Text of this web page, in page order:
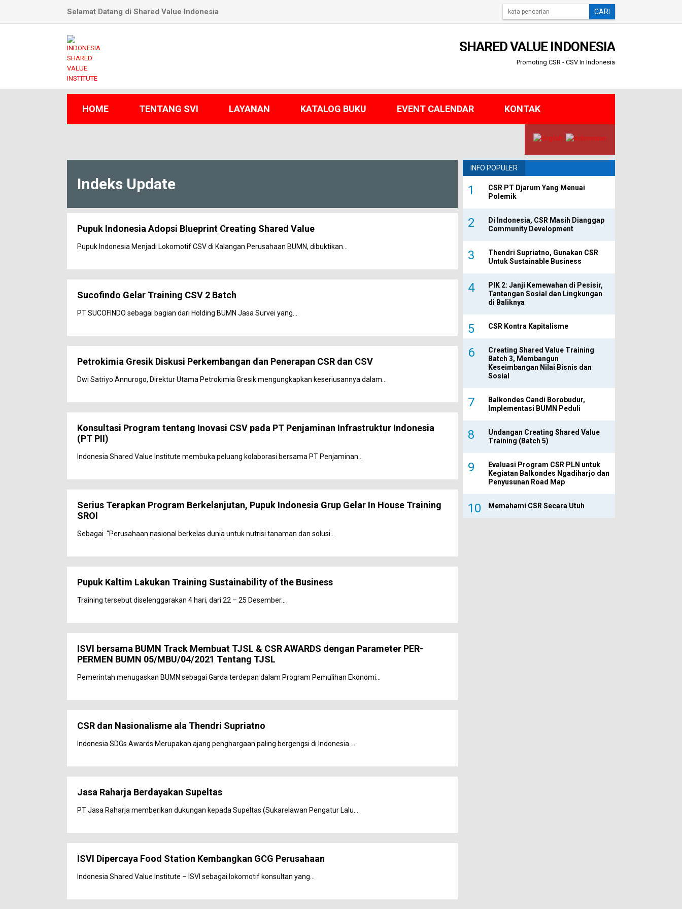
Selamat Datang di Shared Value Indonesia CARI
SHARED VALUE INDONESIA
Promoting CSR - CSV In Indonesia
HOME TENTANG SVI LAYANAN KATALOG BUKU EVENT CALENDAR KONTAK
Indeks Update
Pupuk Indonesia Adopsi Blueprint Creating Shared Value
Pupuk Indonesia Menjadi Lokomotif CSV di Kalangan Perusahaan BUMN, dibuktikan...
Sucofindo Gelar Training CSV 2 Batch
PT SUCOFINDO sebagai bagian dari Holding BUMN Jasa Survei yang...
Petrokimia Gresik Diskusi Perkembangan dan Penerapan CSR dan CSV
Dwi Satriyo Annurogo, Direktur Utama Petrokimia Gresik mengungkapkan keseriusannya dalam...
Konsultasi Program tentang Inovasi CSV pada PT Penjaminan Infrastruktur Indonesia
(PT PII)
Indonesia Shared Value Institute membuka peluang kolaborasi bersama PT Penjaminan...
Serius Terapkan Program Berkelanjutan, Pupuk Indonesia Grup Gelar In House Training
SROI
Sebagai “Perusahaan nasional berkelas dunia untuk nutrisi tanaman dan solusi...
Pupuk Kaltim Lakukan Training Sustainability of the Business
Training tersebut diselenggarakan 4 hari, dari 22 – 25 Desember...
ISVI bersama BUMN Track Membuat TJSL & CSR AWARDS dengan Parameter PER-
PERMEN BUMN 05/MBU/04/2021 Tentang TJSL
Pemerintah menugaskan BUMN sebagai Garda terdepan dalam Program Pemulihan Ekonomi...
CSR dan Nasionalisme ala Thendri Supriatno
Indonesia SDGs Awards Merupakan ajang penghargaan paling bergengsi di Indonesia....
Jasa Raharja Berdayakan Supeltas
PT Jasa Raharja memberikan dukungan kepada Supeltas (Sukarelawan Pengatur Lalu...
ISVI Dipercaya Food Station Kembangkan GCG Perusahaan
Indonesia Shared Value Institute – ISVI sebagai lokomotif konsultan yang...
INFO POPULER
CSR PT Djarum Yang Menuai
Polemik
Di Indonesia, CSR Masih Dianggap
Community Development
Thendri Supriatno, Gunakan CSR
Untuk Sustainable Business
PIK 2: Janji Kemewahan di Pesisir,
Tantangan Sosial dan Lingkungan
di Baliknya
CSR Kontra Kapitalisme
Creating Shared Value Training
Batch 3, Membangun
Keseimbangan Nilai Bisnis dan
Sosial
Balkondes Candi Borobudur,
Implementasi BUMN Peduli
Undangan Creating Shared Value
Training (Batch 5)
Evaluasi Program CSR PLN untuk
Kegiatan Balkondes Ngadiharjo dan
Penyusunan Road Map
Memahami CSR Secara Utuh